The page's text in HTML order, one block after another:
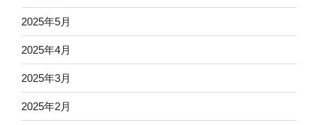
2025年5月
2025年4月
2025年3月
2025年2月